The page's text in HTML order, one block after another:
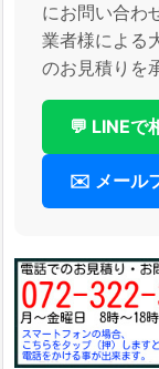
にお問い合わ
業者様による
のお見積りを
💬 LINEで
✉️ メール